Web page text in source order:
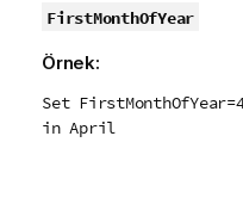
FirstMonthOfYear
Örnek:
Set
in April